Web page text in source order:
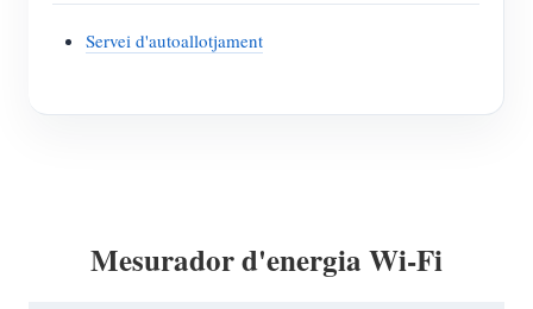
Servei d'autoallotjament
Mesurador d'energia Wi-Fi